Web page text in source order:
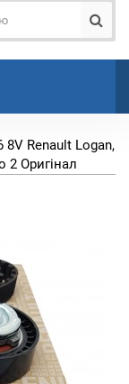
8V Renault Logan,
2 Оригінал